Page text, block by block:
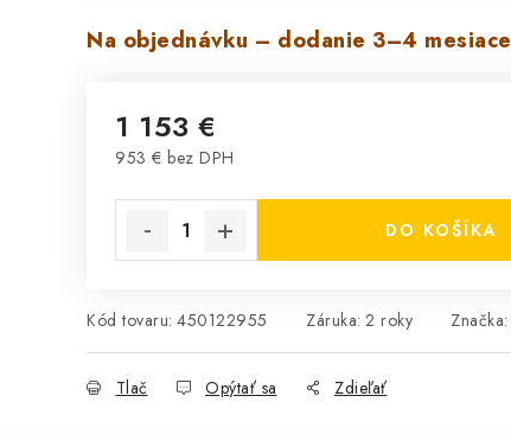
Na objednávku – dodanie 3–4 mesiace
1 153 €
953 € bez DPH
DO KOŠÍKA
Kód tovaru: 450122955 Záruka: 2 roky Značka:
Tlač Opýtať sa Zdieľať